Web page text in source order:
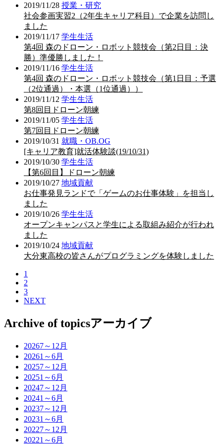
2019/11/28 授業・研究
社会参画実習2（2年生キャリア科目）で企業を訪問し
ました
2019/11/17 学生生活
第4回 森のドローン・ロボット競技会（第2日目：決
勝）準優勝しました！
2019/11/16 学生生活
第4回 森のドローン・ロボット競技会（第1日目：予選
（2位通過）・本選（1位通過））
2019/11/12 学生生活
第8回目ドローン朝練
2019/11/05 学生生活
第7回目ドローン朝練
2019/10/31 就職・OB.OG
[キャリア教育]就活体験談(19/10/31)
2019/10/30 学生生活
【第6回目】ドローン朝練
2019/10/27 地域貢献
お仕事発見ランドで「ゲームのお仕事体験」を担当し
ました
2019/10/26 学生生活
オープンキャンパスと学生による取組み紹介が行われ
ました
2019/10/24 地域貢献
大分東高校の皆さんがプログラミングを体験しました
1
2
3
NEXT
Archive of topicsアーカイブ
20267～12月
20261～6月
20257～12月
20251～6月
20247～12月
20241～6月
20237～12月
20231～6月
20227～12月
20221～6月